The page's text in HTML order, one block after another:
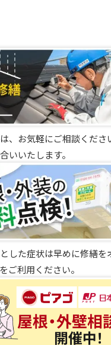
、お気軽にご相談くださ
いいたします。
した症状は早めに修繕を
ご利用ください。